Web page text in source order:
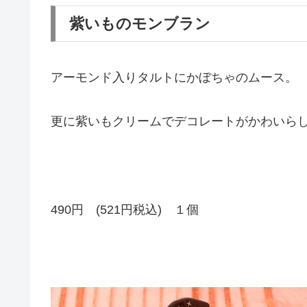
紫いものモンブラン
アーモンド入りタルトにかぼちゃのムース。
更に紫いもクリームでデコレートがかわいら
490円 (521円税込) １個